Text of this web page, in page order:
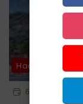
Hadisə
6 AVQ 2026 |